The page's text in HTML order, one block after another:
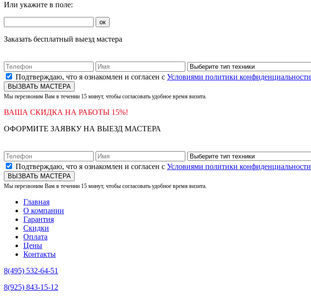
Или укажите в поле:
ок
Заказать бесплатный выезд мастера
Подтверждаю, что я ознакомлен и согласен с Условиями политики конфиденциальности
ВЫЗВАТЬ МАСТЕРА
Мы перезвоним Вам в течении 15 минут, чтобы согласовать удобное время визита.
ВАША СКИДКА НА РАБОТЫ 15%!
ОФОРМИТЕ ЗАЯВКУ НА ВЫЕЗД МАСТЕРА
Подтверждаю, что я ознакомлен и согласен с Условиями политики конфиденциальности
ВЫЗВАТЬ МАСТЕРА
Мы перезвоним Вам в течении 15 минут, чтобы согласовать удобное время визита.
Главная
О компании
Гарантия
Скидки
Оплата
Цены
Контакты
8(495) 532-64-51
8(925) 843-15-12